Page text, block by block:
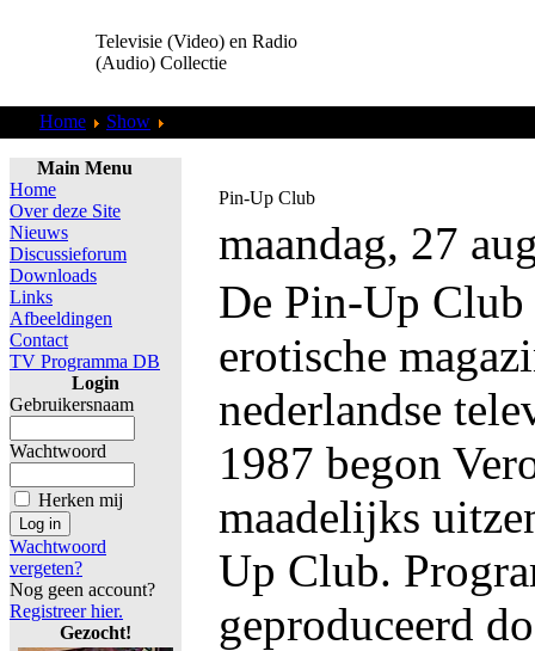
Televisie (Video) en Radio
(Audio) Collectie
Home Show
Main Menu
Home
Over deze Site
Nieuws
Discussieforum
Downloads
Links
Afbeeldingen
Contact
TV Programma DB
Login
Gebruikersnaam
Wachtwoord
Herken mij
Wachtwoord
vergeten?
Nog geen account?
Registreer hier.
Gezocht!
Pin-Up Club
maandag, 27
De Pin-Up Club
erotische
nederlandse
1987 begon
maadelijks
Up Club.
geproduceerd